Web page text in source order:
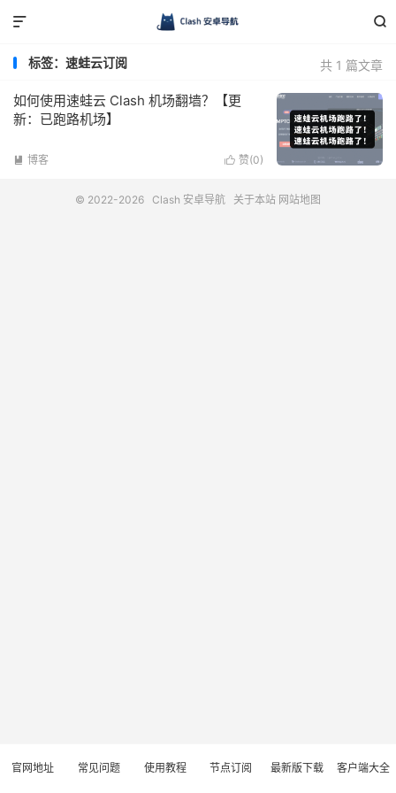


共 1 篇文章
标签：速蛙云订阅
如何使用速蛙云 Clash 机场翻墙？【更
新：已跑路机场】
 赞(0)
 博客
© 2022-2026 Clash 安卓导航 关于本站 网站地图
官网地址 常见问题 使用教程 节点订阅 最新版下载 客户端大全